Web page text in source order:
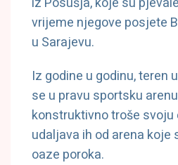
vrijeme njegove posjete
u Sarajevu.
Iz godine u godinu, teren
se u pravu sportsku
konstruktivno troše svoju
udaljava ih od arena koje
oaze poroka.